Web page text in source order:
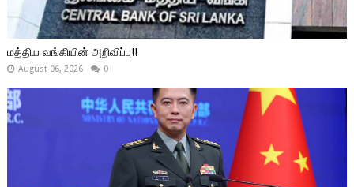
மத்திய வங்கியின் அறிவிப்பு!!
August 06, 2026 0